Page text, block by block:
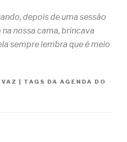
depois de uma sessão
na nossa cama, brincava
sempre lembra que é meio
| TAGS DA AGENDA DO